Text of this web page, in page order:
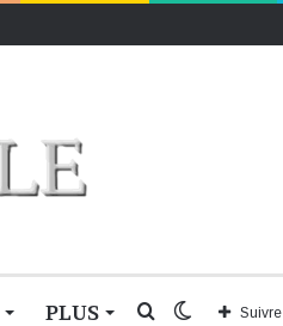
PLUS Suivre
Switch
Rechercher